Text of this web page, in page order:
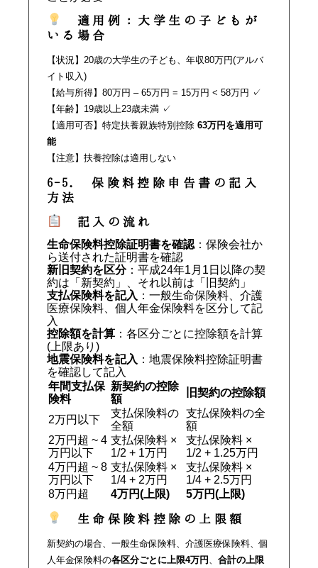
適用例：大学生の子どもが
いる場合
【状況】20歳の大学生の子ども、年収80万円(アルバ
イト収入)
【給与所得】80万円 – 65万円 = 15万円 < 58万円 ✓
【年齢】19歳以上23歳未満 ✓
【適用可否】特定扶養親族特別控除 63万円を適用可
能
【注意】扶養控除は適用しない
6-5. 保険料控除申告書の記入
方法
記入の流れ
生命保険料控除証明書を確認 ：保険会社か
ら送付された証明書を確認
新旧契約を区分：平成24年1月1日以降の契
約は「新契約」、それ以前は「旧契約」
支払保険料を記入 ：一般生命保険料、介護
医療保険料、個人年金保険料を区分して記
入
控除額を計算 ：各区分ごとに控除額を計算
(上限あり)
地震保険料を記入 ：地震保険料控除証明書
を確認して記入
年間支払保
険料
新契約の控除
額
旧契約の控除額
2万円以下
支払保険料の
全額
支払保険料の全
額
2万円超 ~ 4
万円以下
支払保険料 ×
1/2 + 1万円
支払保険料 ×
1/2 + 1.25万円
4万円超 ~ 8
万円以下
支払保険料 ×
1/4 + 2万円
支払保険料 ×
1/4 + 2.5万円
8万円超
4万円(上限) 5万円(上限)
生命保険料控除の上限額
新契約の場合、一般生命保険料、介護医療保険料、個
人年金保険料の各区分ごとに上限4万円
合計の上限